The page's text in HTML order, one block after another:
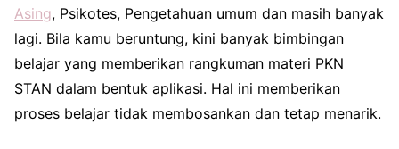
Asing, Psikotes, Pengetahuan umum dan masih banyak
lagi. Bila kamu beruntung, kini banyak bimbingan
belajar yang memberikan rangkuman materi PKN
STAN dalam bentuk aplikasi. Hal ini memberikan
proses belajar tidak membosankan dan tetap menarik.